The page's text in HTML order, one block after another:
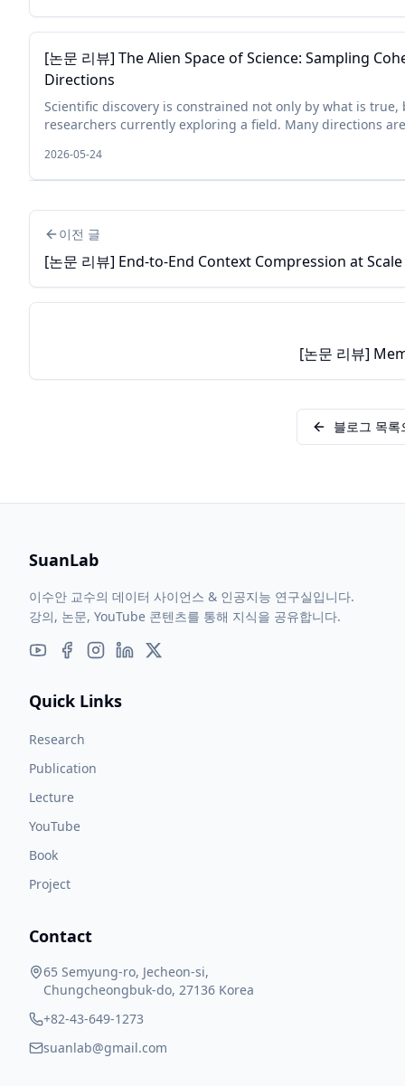
[논문 리뷰] The Alien Space of Science: Sampling
Directions
Scientific discovery is constrained not only by what is
researchers currently exploring a field. Many directions
2026-05-24
이전 글
[논문 리뷰] End-to-End Context Compression at Scale
[논문 리뷰]
블로그 목록
SuanLab
이수안 교수의 데이터 사이언스 & 인공지능 연구실입니다.
강의, 논문, YouTube 콘텐츠를 통해 지식을 공유합니다.
Quick Links
Research
Publication
Lecture
YouTube
Book
Project
Contact
65 Semyung-ro, Jecheon-si,
Chungcheongbuk-do, 27136 Korea
+82-43-649-1273
suanlab@gmail.com